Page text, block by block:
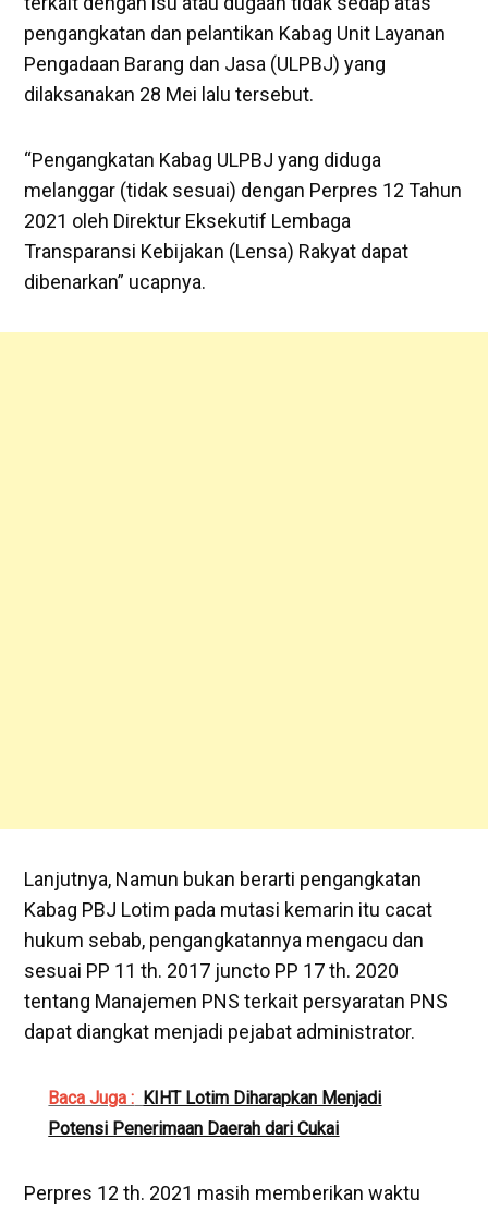
pengangkatan dan pelantikan Kabag Unit Layanan
Pengadaan Barang dan Jasa (ULPBJ) yang
dilaksanakan 28 Mei lalu tersebut.
“Pengangkatan Kabag ULPBJ yang diduga
melanggar (tidak sesuai) dengan Perpres 12 Tahun
2021 oleh Direktur Eksekutif Lembaga
Transparansi Kebijakan (Lensa) Rakyat dapat
dibenarkan” ucapnya.
Lanjutnya, Namun bukan berarti pengangkatan
Kabag PBJ Lotim pada mutasi kemarin itu cacat
hukum sebab, pengangkatannya mengacu dan
sesuai PP 11 th. 2017 juncto PP 17 th. 2020
tentang Manajemen PNS terkait persyaratan PNS
dapat diangkat menjadi pejabat administrator.
Baca Juga : KIHT Lotim Diharapkan Menjadi
Potensi Penerimaan Daerah dari Cukai
Perpres 12 th. 2021 masih memberikan waktu